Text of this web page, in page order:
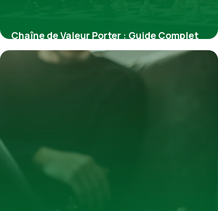
Chaîne de Valeur Porter : Guide Complet
2026